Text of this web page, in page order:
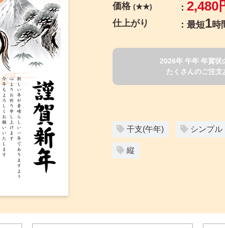
価格 (★★) 2,480
仕上がり 最短1時
2026年 午年 年賀状
たくさんのご注
干支(午年) シンプル
縦